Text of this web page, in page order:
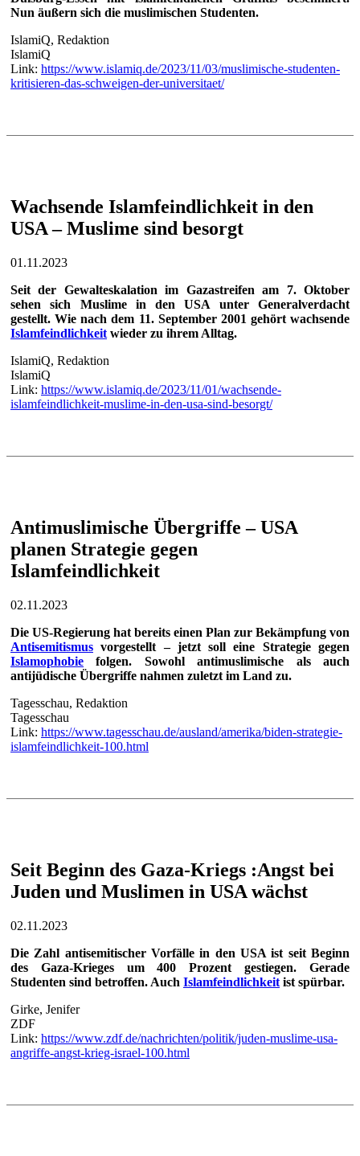
Nun äußern sich die muslimischen Studenten.
IslamiQ, Redaktion
IslamiQ
Link: https://www.islamiq.de/2023/11/03/muslimische-studenten-
kritisieren-das-schweigen-der-universitaet/
Wachsende Islamfeindlichkeit in den
USA – Muslime sind besorgt
01.11.2023
Seit der Gewalteskalation im Gazastreifen am 7. Oktober
sehen sich Muslime in den USA unter Generalverdacht
gestellt. Wie nach dem 11. September 2001 gehört wachsende
Islamfeindlichkeit wieder zu ihrem Alltag.
IslamiQ, Redaktion
IslamiQ
Link: https://www.islamiq.de/2023/11/01/wachsende-
islamfeindlichkeit-muslime-in-den-usa-sind-besorgt/
Antimuslimische Übergriffe – USA
planen Strategie gegen
Islamfeindlichkeit
02.11.2023
Die US-Regierung hat bereits einen Plan zur Bekämpfung von
Antisemitismus vorgestellt – jetzt soll eine Strategie gegen
Islamophobie folgen. Sowohl antimuslimische als auch
antijüdische Übergriffe nahmen zuletzt im Land zu.
Tagesschau, Redaktion
Tagesschau
Link: https://www.tagesschau.de/ausland/amerika/biden-strategie-
islamfeindlichkeit-100.html
Seit Beginn des Gaza-Kriegs :Angst bei
Juden und Muslimen in USA wächst
02.11.2023
Die Zahl antisemitischer Vorfälle in den USA ist seit Beginn
des Gaza-Krieges um 400 Prozent gestiegen. Gerade
Studenten sind betroffen. Auch Islamfeindlichkeit ist spürbar.
Girke, Jenifer
ZDF
Link: https://www.zdf.de/nachrichten/politik/juden-muslime-usa-
angriffe-angst-krieg-israel-100.html